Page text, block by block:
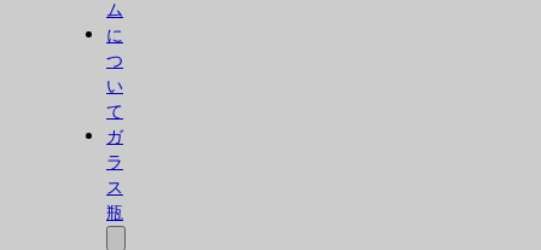
ム
に
つ
い
て
ガ
ラ
ス
瓶